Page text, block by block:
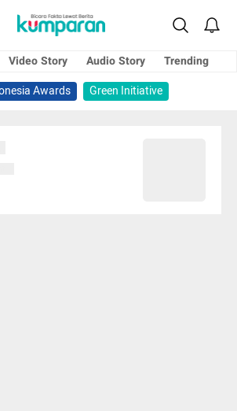
Video Story Audio Story
Trending
Awards
Green Initiative